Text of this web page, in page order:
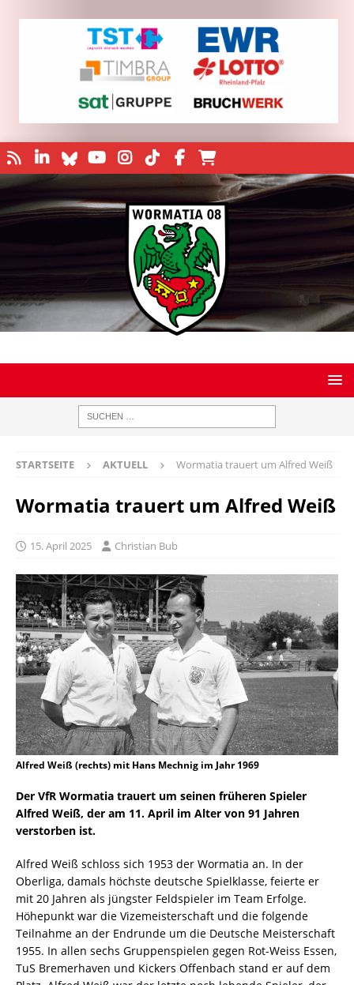
STARTSEITE AKTUELL Wormatia trauert um Alfred Weiß
Wormatia trauert um Alfred Weiß
15. April 2025 Christian Bub
Alfred Weiß (rechts) mit Hans Mechnig im Jahr 1969
Der VfR Wormatia trauert um seinen früheren Spieler
Alfred Weiß, der am 11. April im Alter von 91 Jahren
verstorben ist.
Alfred Weiß schloss sich 1953 der Wormatia an. In der
Oberliga, damals höchste deutsche Spielklasse, feierte er
mit 20 Jahren als jüngster Feldspieler im Team Erfolge.
Höhepunkt war die Vizemeisterschaft und die folgende
Teilnahme an der Endrunde um die Deutsche Meisterschaft
1955. In allen sechs Gruppenspielen gegen Rot-Weiss Essen,
TuS Bremerhaven und Kickers Offenbach stand er auf dem